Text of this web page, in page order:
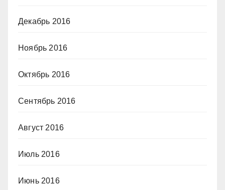
Декабрь 2016
Ноябрь 2016
Октябрь 2016
Сентябрь 2016
Август 2016
Июль 2016
Июнь 2016